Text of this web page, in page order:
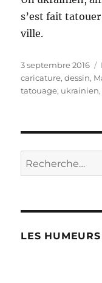
s’est fait
ville.
Publié
le
3 septembre 2016
caricature,dessin,
tatouage, ukrainien
Recherche
pour :
LES